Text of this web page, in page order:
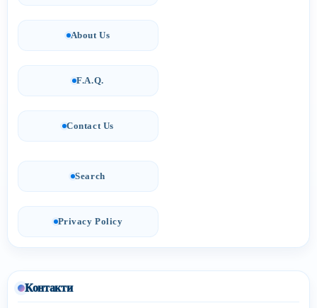
About Us
F.A.Q.
Contact Us
Search
Privacy Policy
Контакти